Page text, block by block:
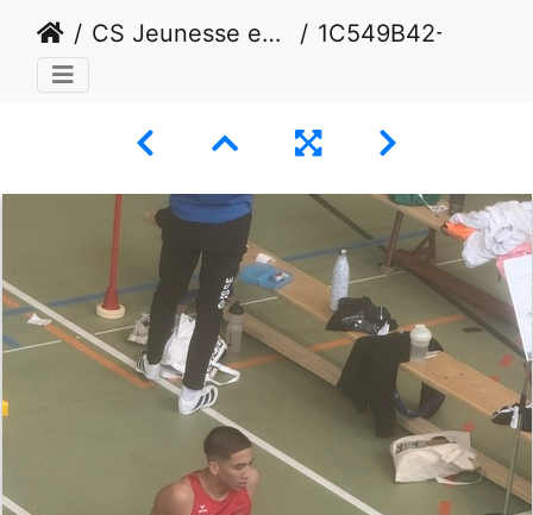
CS Jeunesse en salle Février 2025 - Macolin 1C549B42-A897-401F-9F69-DA23D625FC1D 1 105 c